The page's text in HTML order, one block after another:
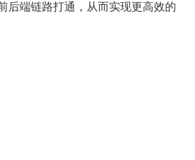
后端链路打通，从而实现更高效的